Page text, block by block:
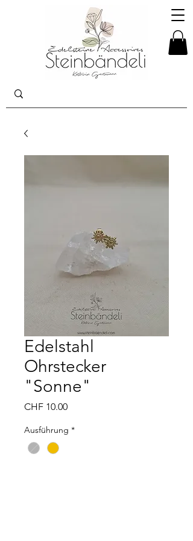
Edelstahl
Ohrstecker
"Sonne"
CHF 10.00Preis
Ausführung *